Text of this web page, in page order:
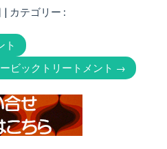
カテゴリー :
ト
ビックトリートメント →